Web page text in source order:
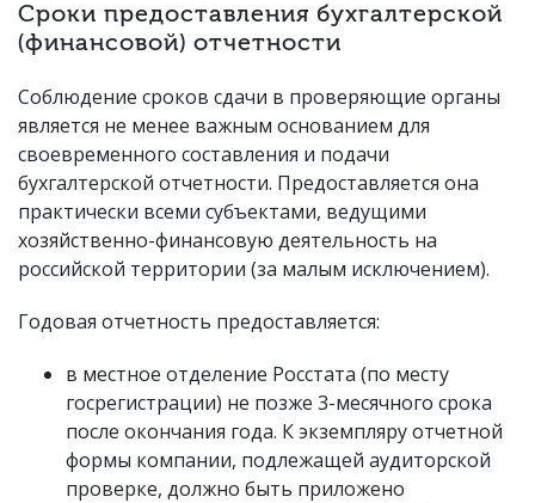
Сроки предоставления бухгалтерской
(финансовой) отчетности
Соблюдение сроков сдачи в проверяющие органы
является не менее важным основанием для
своевременного составления и подачи
бухгалтерской отчетности. Предоставляется она
практически всеми субъектами, ведущими
хозяйственно-финансовую деятельность на
российской территории (за малым исключением).
Годовая отчетность предоставляется:
в местное отделение Росстата (по месту
госрегистрации) не позже 3-месячного срока
после окончания года. К экземпляру отчетной
формы компании, подлежащей аудиторской
проверке, должно быть приложено